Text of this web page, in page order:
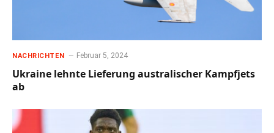
NACHRICHTEN Februar 5, 2024
Ukraine lehnte Lieferung australischer Kampfjets
ab